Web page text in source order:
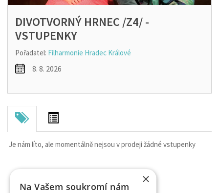
DIVOTVORNÝ HRNEC /Z4/ -
VSTUPENKY
Pořadatel: Filharmonie Hradec Králové
8. 8. 2026
Je nám líto, ale momentálně nejsou v prodeji žádné vstupenky
×
Na Vašem soukromí nám